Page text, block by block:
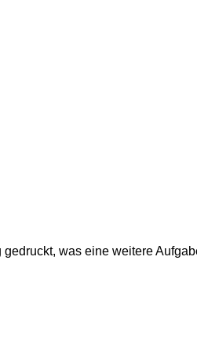
was eine weitere